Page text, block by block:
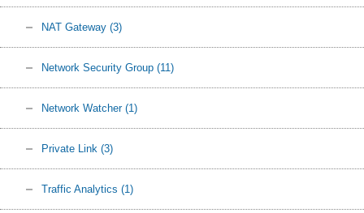
NAT Gateway (3)
Network Security Group (11)
Network Watcher (1)
Private Link (3)
Traffic Analytics (1)